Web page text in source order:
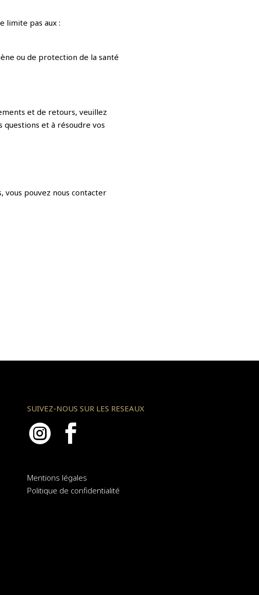
limite pas aux :
ou de protection de la santé
et de retours, veuillez
questions et à résoudre vos
vous pouvez nous contacter
SUIVEZ-NOUS SUR LES RESEAUX
 
Mentions légales
Politique de confidentialité